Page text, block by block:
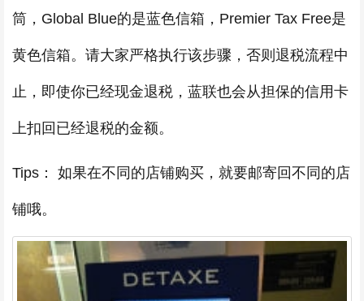
筒，Global Blue的是蓝色信箱，Premier Tax Free是
黄色信箱。请大家严格执行该步骤，否则退税流程中
止，即使你已经现金退税，蓝联也会从担保的信用卡
上扣回已经退税的金额。
Tips： 如果在不同的店铺购买，就要邮寄回不同的店
铺哦。